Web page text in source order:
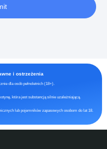
i ostrzeżenia
dla osób pełnoletnich (18+).
która jest substancją silnie uzależniającą.
lub pojemników zapasowych osobom do lat 18.